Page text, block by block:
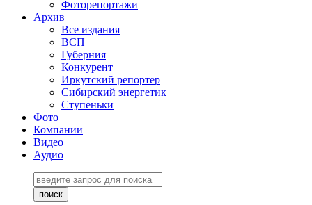
Фоторепортажи
Архив
Все издания
ВСП
Губерния
Конкурент
Иркутский репортер
Сибирский энергетик
Ступеньки
Фото
Компании
Видео
Аудио